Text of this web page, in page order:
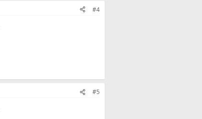
#4
#5